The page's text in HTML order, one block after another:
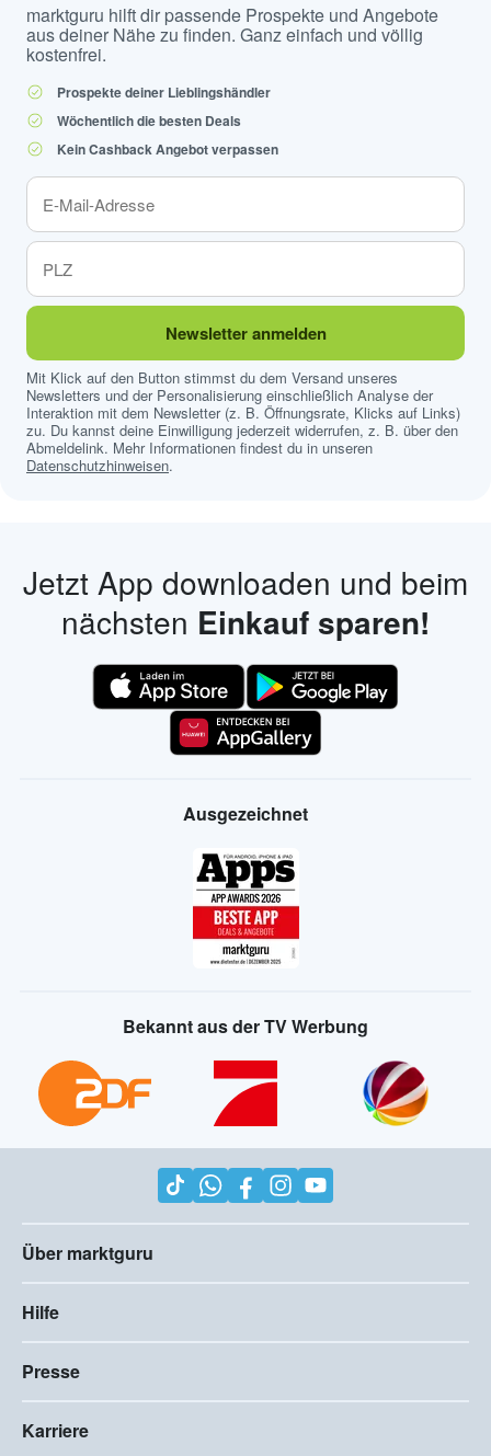
marktguru hilft dir passende Prospekte und Angebote
aus deiner Nähe zu finden. Ganz einfach und völlig
kostenfrei.
Prospekte deiner Lieblingshändler
Wöchentlich die besten Deals
Kein Cashback Angebot verpassen
Newsletter anmelden
Mit Klick auf den Button stimmst du dem Versand unseres
Newsletters und der Personalisierung einschließlich Analyse der
Interaktion mit dem Newsletter (z. B. Öffnungsrate, Klicks auf Links)
zu. Du kannst deine Einwilligung jederzeit widerrufen, z. B. über den
Abmeldelink. Mehr Informationen findest du in unseren
Datenschutzhinweisen.
Jetzt App downloaden und beim
nächsten Einkauf sparen!
Ausgezeichnet
Bekannt aus der TV Werbung
Über marktguru
Hilfe
Presse
Karriere